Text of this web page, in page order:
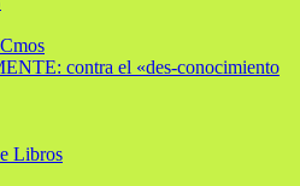
contra el «des-conocimiento
Libros